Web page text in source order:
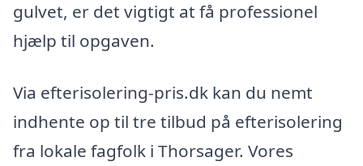
gulvet, er det vigtigt at få professionel
hjælp til opgaven.
Via efterisolering-pris.dk kan du nemt
indhente op til tre tilbud på efterisolering
fra lokale fagfolk i Thorsager. Vores